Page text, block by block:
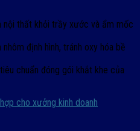
nội thất khỏi trầy xước và ẩm mốc
nhôm định hình, tránh oxy hóa bề
chuẩn đóng gói khắt khe của
cho xưởng kinh doanh